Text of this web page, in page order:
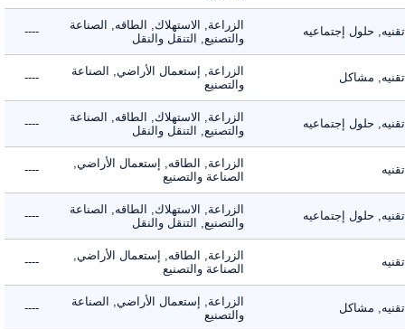
حلول إجتماعيه
الزراعة, الاستهلاك, الطاقه, الصناعة
والتصنيع, التنقل والنقل
----
مشاكل
الزراعة, إستعمال الأراضي, الصناعة
والتصنيع
----
حلول إجتماعيه
الزراعة, الاستهلاك, الطاقه, الصناعة
والتصنيع, التنقل والنقل
----
الزراعة, الطاقه, إستعمال الأراضي,
الصناعة والتصنيع
----
حلول إجتماعيه
الزراعة, الاستهلاك, الطاقه, الصناعة
والتصنيع, التنقل والنقل
----
الزراعة, الطاقه, إستعمال الأراضي,
الصناعة والتصنيع
----
مشاكل
الزراعة, إستعمال الأراضي, الصناعة
والتصنيع
----